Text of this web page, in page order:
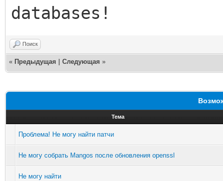
databases!
Поиск
« Предыдущая Следующая »
Тема
Проблема! Не могу найти патчи
Не могу собрать Mangos после обновления openssl
Не могу найти